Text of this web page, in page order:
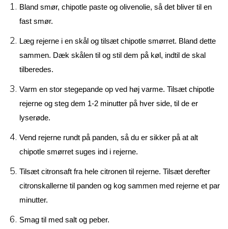
Bland smør, chipotle paste og olivenolie, så det bliver til en
fast smør.
Læg rejerne i en skål og tilsæt chipotle smørret. Bland dette
sammen. Dæk skålen til og stil dem på køl, indtil de skal
tilberedes.
Varm en stor stegepande op ved høj varme. Tilsæt chipotle
rejerne og steg dem 1-2 minutter på hver side, til de er
lyserøde.
Vend rejerne rundt på panden, så du er sikker på at alt
chipotle smørret suges ind i rejerne.
Tilsæt citronsaft fra hele citronen til rejerne. Tilsæt derefter
citronskallerne til panden og kog sammen med rejerne et par
minutter.
Smag til med salt og peber.